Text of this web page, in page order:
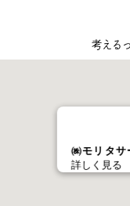
考える
㈱モリタサ
詳しく見る